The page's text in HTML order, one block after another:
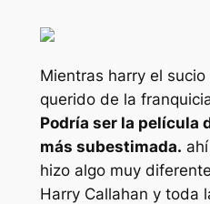
Mientras harry el sucio
querido de la
Podría ser la película
más subestimada.
hizo algo muy
Harry Callahan y toda